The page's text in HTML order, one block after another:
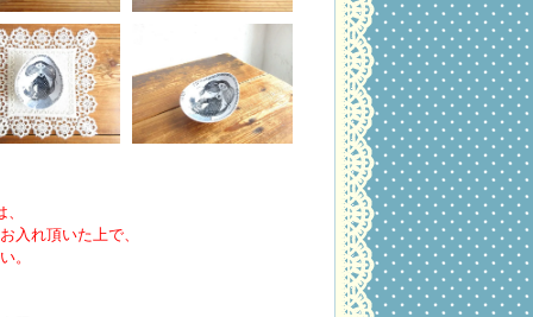
入れ頂いた上で、
。